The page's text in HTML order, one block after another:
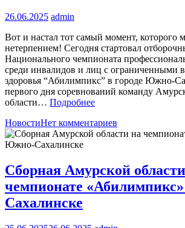
26.06.2025 admin
Вот и настал тот самый момент, которого
нетерпением! Сегодня стартовал
Национального чемпионата
среди инвалидов и лиц с ограниченными
здоровья “Абилимпикс” в городе Южно-
первого дня соревнований команду
области… Подробнее
НовостиНет комментариев
Сборная Амурской
чемпионате
Сахалинске